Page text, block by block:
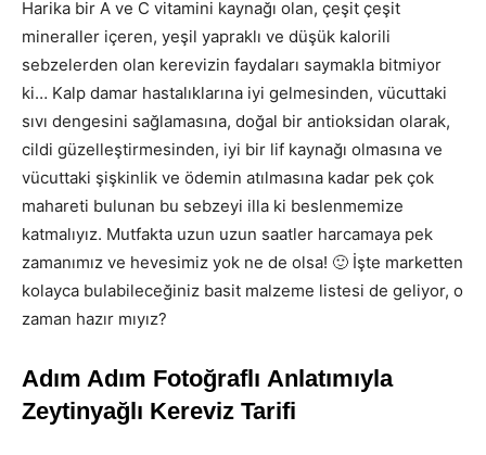
Harika bir A ve C vitamini kaynağı olan, çeşit çeşit
mineraller içeren, yeşil yapraklı ve düşük kalorili
sebzelerden olan kerevizin faydaları saymakla bitmiyor
ki… Kalp damar hastalıklarına iyi gelmesinden, vücuttaki
sıvı dengesini sağlamasına, doğal bir antioksidan olarak,
cildi güzelleştirmesinden, iyi bir lif kaynağı olmasına ve
vücuttaki şişkinlik ve ödemin atılmasına kadar pek çok
mahareti bulunan bu sebzeyi illa ki beslenmemize
katmalıyız. Mutfakta uzun uzun saatler harcamaya pek
zamanımız ve hevesimiz yok ne de olsa! 🙂 İşte marketten
kolayca bulabileceğiniz basit malzeme listesi de geliyor, o
zaman hazır mıyız?
Adım Adım Fotoğraflı Anlatımıyla
Zeytinyağlı Kereviz Tarifi